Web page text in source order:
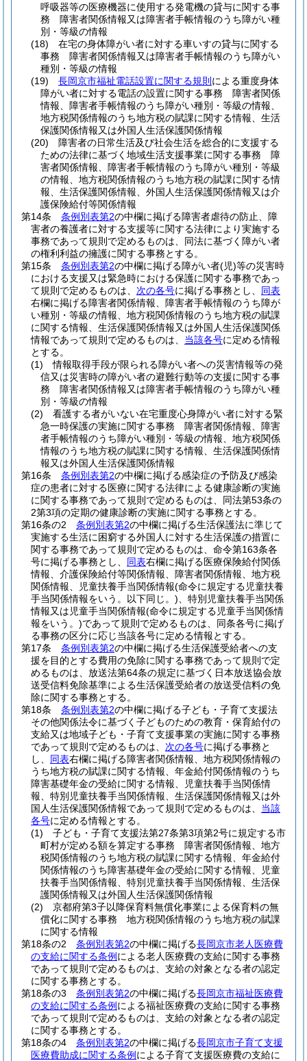
呼吸器等の医療機器に使用する発電機の貸与に関する事
務 障害者関係情報又は障害者手帳情報のうち障がい種
別・等級の情報
(18)
在宅の身体障がい者に対する車いすの貸与に関する
事務 障害者関係情報又は障害者手帳情報のうち障がい
種別・等級の情報
(19)
長岡京市福祉電話設置に関する規則 による重度身体
障がい者に対する電話の設置に関する事務 障害者関係
情報、障害者手帳情報のうち障がい種別・等級の情報、
地方税関係情報のうち地方税の賦課に関する情報、生活
保護関係情報又は外国人生活保護関係情報
(20)
障害者の日常生活及び社会生活を総合的に支援する
ための法律に基づく地域生活支援事業に関する事務 障
害者関係情報、障害者手帳情報のうち障がい種別・等級
の情報、地方税関係情報のうち地方税の賦課に関する情
報、生活保護関係情報、外国人生活保護関係情報又は介
護保険給付等関係情報
第14条
条例別表第2の中欄に掲げる障害者虐待の防止、障
害者の養護者に対する支援等に関する法律により実施する
事務であって規則で定めるものは、同法に基づく障がい者
の権利利益の擁護に関する事務とする。
第15条
条例別表第2の中欄に掲げる障がい者(児)等の災害時
における支援又は緊急時における保護に関する事務であっ
て規則で定めるものは、 次の各号に掲げる事務とし、 同表
右欄に掲げる障害者関係情報、障害者手帳情報のうち障が
い種別・等級の情報、地方税関係情報のうち地方税の賦課
に関する情報、生活保護関係情報又は外国人生活保護関係
情報であって規則で定めるものは、 当該各号に定める情報
とする。
(1)
情報取得手段が限られる障がい者への災害情報等の発
信又は災害時の障がい者の避難行動等の支援に関する事
務 障害者関係情報又は障害者手帳情報のうち障がい種
別・等級の情報
(2)
看護する者がいない在宅重度心身障がい者に対する緊
急一時保護の実施に関する事務 障害者関係情報、障害
者手帳情報のうち障がい種別・等級の情報、地方税関係
情報のうち地方税の賦課に関する情報、生活保護関係情
報又は外国人生活保護関係情報
第16条
条例別表第2の中欄に掲げる感染症の予防及び感染
症の患者に対する医療に関する法律による健康診断の実施
に関する事務であって規則で定めるものは、同法第53条の
2第3項の定期の健康診断の実施に関する事務とする。
第16条の2
条例別表第2の中欄に掲げる生活保護法に準じて
実施する生活に困窮する外国人に対する生活保護の措置に
関する事務であって規則で定めるものは、命令第163条各
号に掲げる事務とし、 同表右欄に掲げる医療保険給付関係
情報、介護保険給付等関係情報、障害者関係情報、地方税
関係情報、児童扶養手当関係情報(命令に規定する児童扶養
手当関係情報をいう。以下同じ。) 、特別児童扶養手当関係
情報又は児童手当関係情報(命令に規定する児童手当関係情
報をいう。)であって規則で定めるものは、同条各号に掲げ
る事務の区分に応じ当該各号に定める情報とする。
第17条
条例別表第2の中欄に掲げる生活保護受給者への支
援を目的とする費用の免除に関する事務であって規則で定
めるものは、放送法第64条の規定に基づく日本放送協会放
送受信料免除基準による生活保護受給者の放送受信料の免
除に関する事務とする。
第18条
条例別表第2の中欄に掲げる子ども・子育て支援法
その他関係法令に基づく子どものための教育・保育給付の
支給又は地域子ども・子育て支援事業の実施に関する事務
であって規則で定めるものは、 次の各号に掲げる事務と
し、 同表右欄に掲げる障害者関係情報、地方税関係情報の
うち地方税の賦課に関する情報、年金給付関係情報のうち
障害基礎年金の受給に関する情報、児童扶養手当関係情
報、特別児童扶養手当関係情報、生活保護関係情報又は外
国人生活保護関係情報であって規則で定めるものは、 当該
各号に定める情報とする。
(1)
子ども・子育て支援法第27条第3項第2号に規定する市
町村が定める額を算定する事務 障害者関係情報、地方
税関係情報のうち地方税の賦課に関する情報、年金給付
関係情報のうち障害基礎年金の受給に関する情報、児童
扶養手当関係情報、特別児童扶養手当関係情報、生活保
護関係情報又は外国人生活保護関係情報
(2)
京都府第3子以降保育料無償化事業による保育料の無
償化に関する事務 地方税関係情報のうち地方税の賦課
に関する情報
第18条の2
条例別表第2の中欄に掲げる長岡京市老人医療費
の支給に関する条例 による老人医療費の支給に関する事務
であって規則で定めるものは、支給の対象となる者の認定
に関する事務とする。
第18条の3
条例別表第2の中欄に掲げる長岡京市福祉医療費
の支給に関する条例 による福祉医療費の支給に関する事務
であって規則で定めるものは、支給の対象となる者の認定
に関する事務とする。
第18条の4
条例別表第2の中欄に掲げる長岡京市子育て支援
医療費助成に関する条例 による子育て支援医療費の支給に